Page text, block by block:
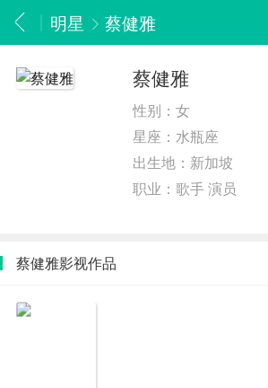
明星 蔡健雅
蔡健雅
性别：女
星座：水瓶座
出生地： 新加坡
职业：歌手 演员
蔡健雅影视作品